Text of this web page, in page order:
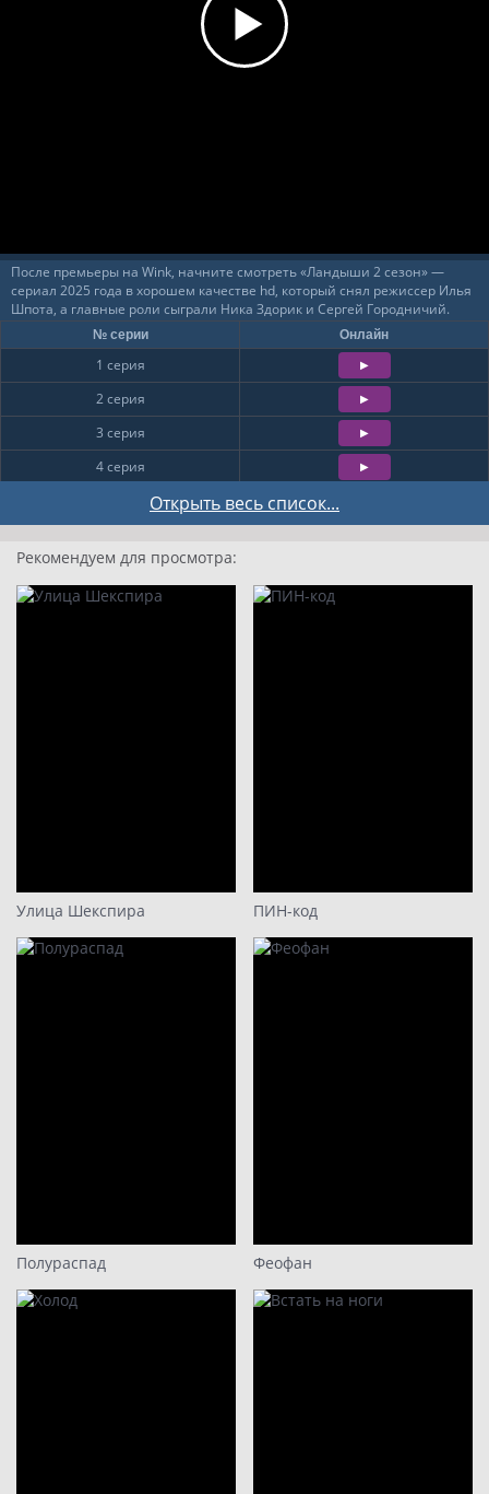
После премьеры на Wink, начните смотреть «Ландыши 2 сезон» —
сериал 2025 года в хорошем качестве hd, который снял режиссер Илья
Шпота, а главные роли сыграли Ника Здорик и Сергей Городничий.
Открыть весь список...
№ серии Онлайн
1 серия
2 серия
3 серия
4 серия
7 серия
8 серия
Рекомендуем для просмотра:
Улица Шекспира ПИН-код
Полураспад Феофан